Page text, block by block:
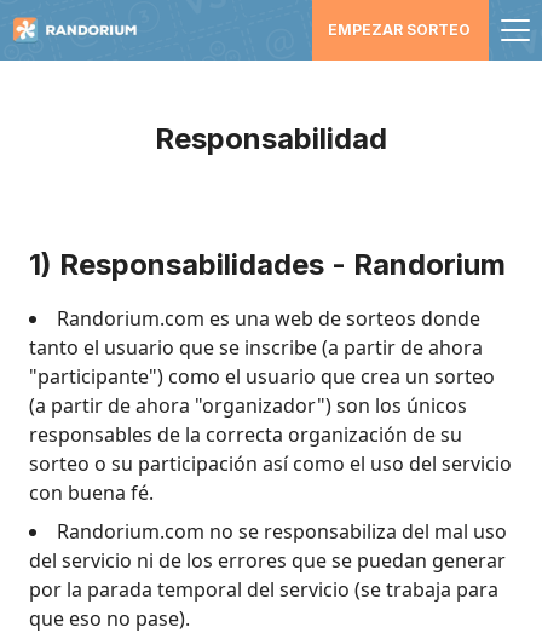
EMPEZAR SORTEO
Responsabilidad
1) Responsabilidades - Randorium
Randorium.com es una web de sorteos donde
tanto el usuario que se inscribe (a partir de ahora
"participante") como el usuario que crea un sorteo
(a partir de ahora "organizador") son los únicos
responsables de la correcta organización de su
sorteo o su participación así como el uso del servicio
con buena fé.
Randorium.com no se responsabiliza del mal uso
del servicio ni de los errores que se puedan generar
por la parada temporal del servicio (se trabaja para
que eso no pase).